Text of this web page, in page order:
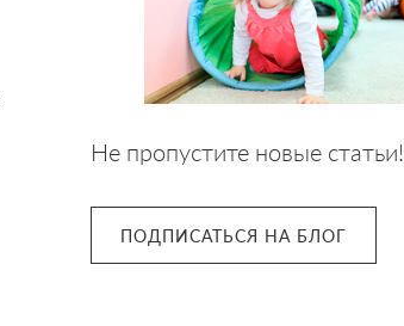
Не пропустите новые статьи!
ПОДПИСАТЬСЯ НА БЛОГ